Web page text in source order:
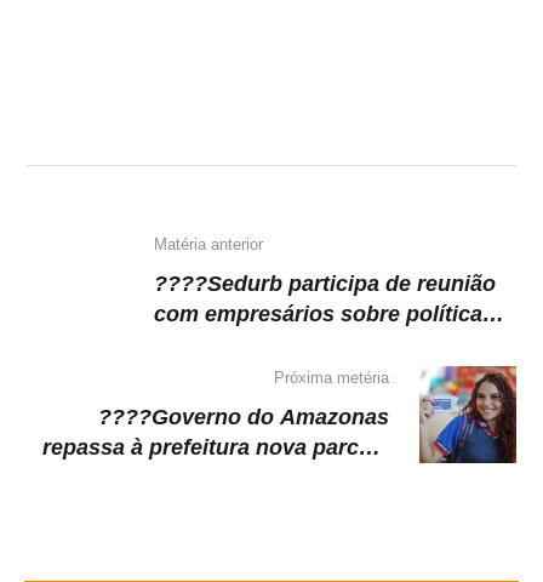
Matéria anterior
????Sedurb participa de reunião
com empresários sobre política
Próxima metéria
????Governo do Amazonas
repassa à prefeitura nova parcela